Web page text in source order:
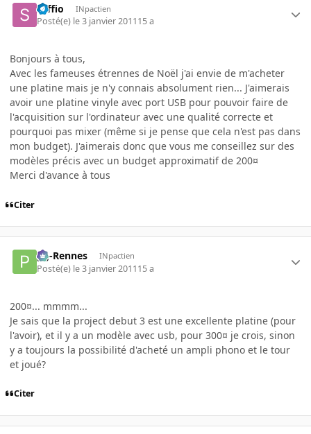
saffio INpactien
Posté(e) le 3 janvier 201115 a
Bonjours à tous,
Avec les fameuses étrennes de Noël j'ai envie de m'acheter
une platine mais je n'y connais absolument rien... J'aimerais
avoir une platine vinyle avec port USB pour pouvoir faire de
l'acquisition sur l'ordinateur avec une qualité correcte et
pourquoi pas mixer (même si je pense que cela n'est pas dans
mon budget). J'aimerais donc que vous me conseillez sur des
modèles précis avec un budget approximatif de 200¤
Merci d'avance à tous
Citer
pg-Rennes INpactien
Posté(e) le 3 janvier 201115 a
200¤... mmmm...
Je sais que la project debut 3 est une excellente platine (pour
l'avoir), et il y a un modèle avec usb, pour 300¤ je crois, sinon
y a toujours la possibilité d'acheté un ampli phono et le tour
et joué?
Citer